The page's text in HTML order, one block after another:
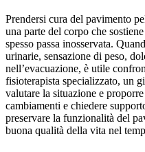
Prendersi cura del pavimento
una parte del corpo che
spesso passa inosservata.
urinarie, sensazione di peso,
nell’evacuazione, è utile
fisioterapista specializzato, un
valutare la situazione e
cambiamenti e chiedere
preservare la funzionalità del
buona qualità della vita nel